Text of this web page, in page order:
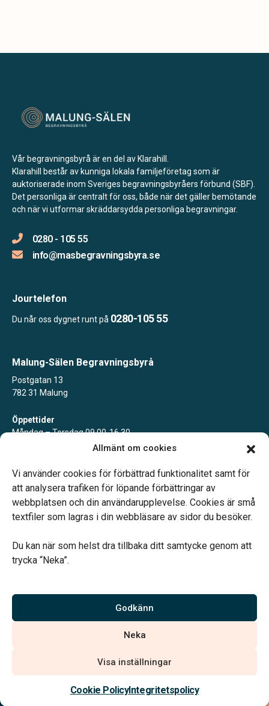
Allmänt om cookies
Vi använder cookies för förbättrad funktionalitet samt för
att analysera trafiken för löpande förbättringar av
webbplatsen och din användarupplevelse. Cookies är små
textfiler som lagras i din webbläsare av sidor du besöker.
Du kan när som helst dra tillbaka ditt samtycke genom att
trycka “Neka”.
Godkänn
Neka
Visa inställningar
Cookie PolicyIntegritetspolicy
Kontakta oss
Vår begravningsbyrå är en del av Klarahill.
Klarahill består av kunniga lokala familjeföretag som är
auktoriserade inom Sveriges begravningsbyråers förbund (SBF).
Det personliga är centralt för oss, både när det gäller bemötande
och när vi utformar skräddarsydda personliga begravningar.
0280 - 105 55
info@masbegravningsbyra.se
Jourtelefon
Du når oss dygnet runt på 0280-105 55
Malung-Sälen Begravningsbyrå
Postgatan 13
782 31 Malung
Öppettider
Måndag – Torsdag 09.00-16.30
Övriga tider enligt överenskommelse
Vårt systerbolag Verahill hjälper dig med familjejuridiken –
Vi är auktoriserade av Sveriges Begravningsbyråers Förbund och
har högt ställda krav på utbildning, kvalitet, miljö och arbetsmiljö.